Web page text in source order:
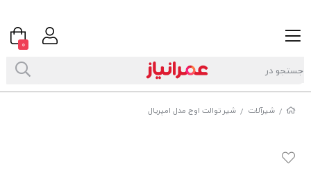
/ شیرآلات / شیر توالت اوج مدل امپریال
0